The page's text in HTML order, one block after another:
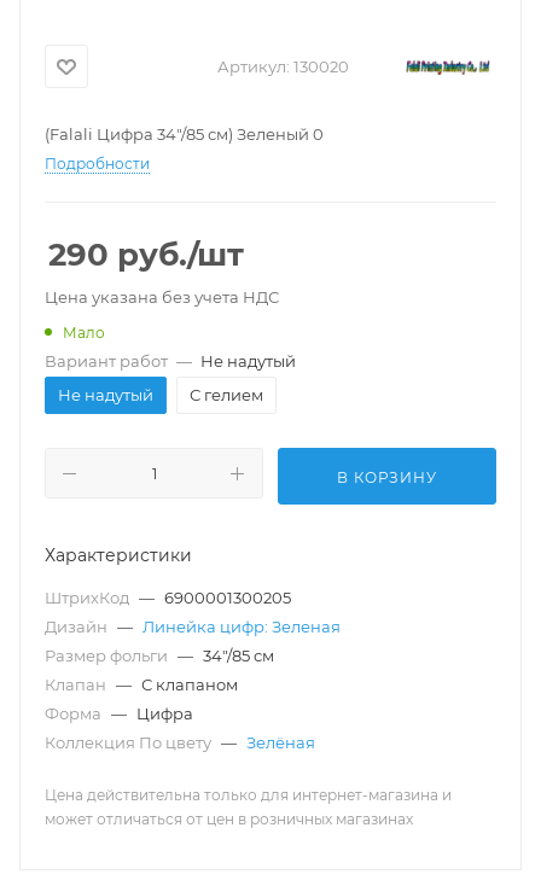
Артикул: 130020
(Falali Цифра 34"/85 см) Зеленый 0
Подробности
290 руб./шт
Цена указана без учета НДС
Мало
Вариант работ — Не надутый
Не надутый
С гелием
В КОРЗИНУ
Характеристики
ШтрихКод — 6900001300205
Дизайн — Линейка цифр: Зеленая
Размер фольги — 34"/85 см
Клапан — С клапаном
Форма — Цифра
Коллекция По цвету — Зелёная
Цена действительна только для интернет-магазина и
может отличаться от цен в розничных магазинах